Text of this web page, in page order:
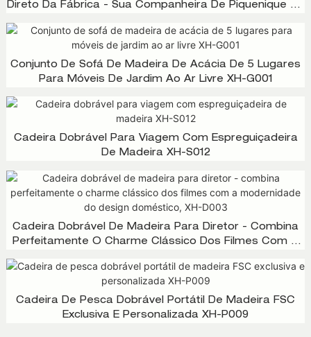
Direto Da Fábrica - Sua Companheira De Piquenique No
Conjunto De Sofá De Madeira De Acácia De 5 Lugares
Para Móveis De Jardim Ao Ar Livre XH-G001
Cadeira Dobrável Para Viagem Com Espreguiçadeira
De Madeira XH-S012
Cadeira Dobrável De Madeira Para Diretor - Combina
Perfeitamente O Charme Clássico Dos Filmes Com A
Cadeira De Pesca Dobrável Portátil De Madeira FSC
Exclusiva E Personalizada XH-P009